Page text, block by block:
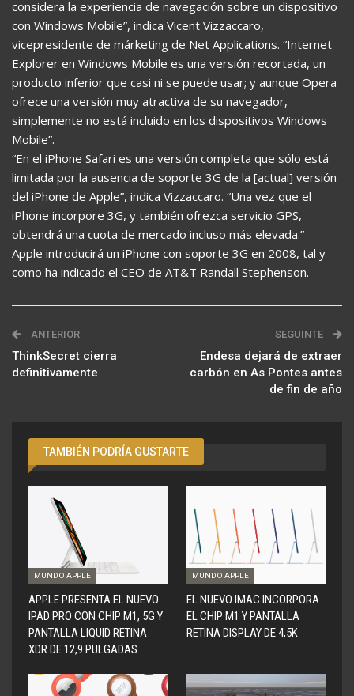
considera la experiencia de navegación sobre un dispositivo
con Windows Mobile”, indica Vicent Vizzaccaro,
vicepresidente de márketing de Net Applications. “Internet
Explorer en Windows Mobile es una versión recortada, un
producto inferior que casi ni se puede usar; y aunque Opera
ofrece una versión muy atractiva de su navegador,
simplemente no está incluido en los dispositivos Windows
Mobile”.
“En el iPhone Safari es una versión completa que sólo está
limitada por la ausencia de soporte 3G de la [actual] versión
del iPhone de Apple”, indica Vizzaccaro. “Una vez que el
iPhone incorpore 3G, y también ofrezca servicio GPS,
obtendrá una cuota de mercado incluso más elevada.”
Apple introducirá un iPhone con soporte 3G en 2008, tal y
como ha indicado el CEO de AT&T Randall Stephenson.
ANTERIOR
ThinkSecret cierra
definitivamente
SEGUINTE
Endesa dejará de extraer
carbón en As Pontes antes
de fin de año
TAMBIÉN PODRÍA GUSTARTE
MUNDO APPLE
APPLE PRESENTA EL NUEVO
IPAD PRO CON CHIP M1, 5G Y
PANTALLA LIQUID RETINA
XDR DE 12,9 PULGADAS
MUNDO APPLE
EL NUEVO IMAC INCORPORA
EL CHIP M1 Y PANTALLA
RETINA DISPLAY DE 4,5K